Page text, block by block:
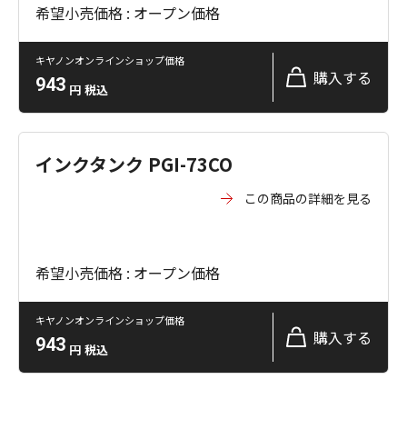
希望小売価格 : オープン価格
キヤノンオンラインショップ価格
943 円 税込
購入する
インクタンク PGI-73CO
この商品の詳細を見る
希望小売価格 : オープン価格
キヤノンオンラインショップ価格
943 円 税込
購入する